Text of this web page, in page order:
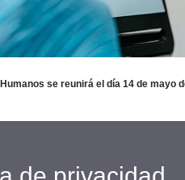
se reunirá el día 14 de mayo